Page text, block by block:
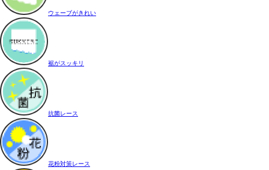
ウェーブがきれい
裾がスッキリ
抗菌レース
花粉対策レース